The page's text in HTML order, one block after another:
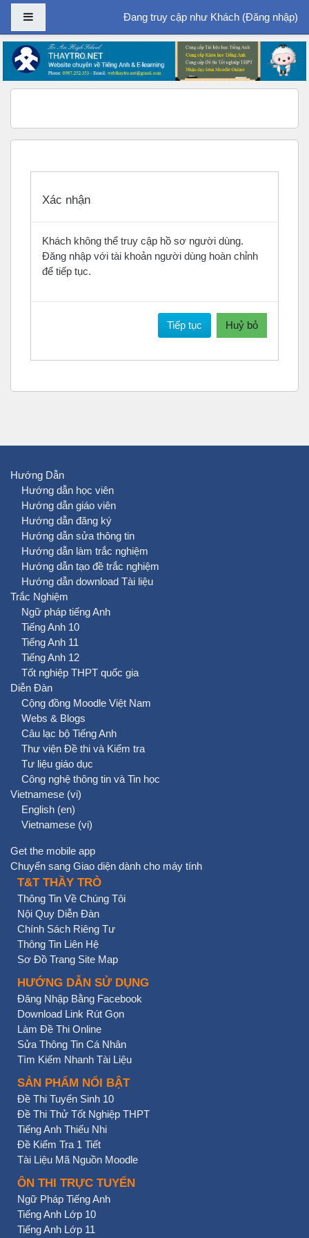
Chuyển tới nội dung chính
Bảng điều khiển cạnhĐang truy cập như Khách (Đăng nhập)
Xác nhận
Khách không thể truy cập hồ sơ người dùng.
Đăng nhập với tài khoản người dùng hoàn chỉnh
để tiếp tục.
Tiếp tục Huỷ bỏ
Hướng Dẫn
Hướng dẫn học viên
Hướng dẫn giáo viên
Hướng dẫn đăng ký
Hướng dẫn sửa thông tin
Hướng dẫn làm trắc nghiệm
Hướng dẫn tạo đề trắc nghiệm
Hướng dẫn download Tài liệu
Trắc Nghiệm
Ngữ pháp tiếng Anh
Tiếng Anh 10
Tiếng Anh 11
Tiếng Anh 12
Tốt nghiệp THPT quốc gia
Diễn Đàn
Cộng đồng Moodle Việt Nam
Webs & Blogs
Câu lạc bộ Tiếng Anh
Thư viện Đề thi và Kiểm tra
Tư liệu giáo dục
Công nghệ thông tin và Tin học
Vietnamese ‎(vi)‎
English ‎(en)‎
Vietnamese ‎(vi)‎
Get the mobile app
Chuyển sang Giao diện dành cho máy tính
T&T THẦY TRÒ
Thông Tin Về Chúng Tôi
Nội Quy Diễn Đàn
Chính Sách Riêng Tư
Thông Tin Liên Hệ
Sơ Đồ Trang Site Map
HƯỚNG DẪN SỬ DỤNG
Đăng Nhập Bằng Facebook
Download Link Rút Gọn
Làm Đề Thi Online
Sửa Thông Tin Cá Nhân
Tìm Kiếm Nhanh Tài Liệu
SẢN PHẨM NỔI BẬT
Đề Thi Tuyển Sinh 10
Đề Thi Thử Tốt Nghiệp THPT
Tiếng Anh Thiếu Nhi
Đề Kiểm Tra 1 Tiết
Tài Liệu Mã Nguồn Moodle
ÔN THI TRỰC TUYẾN
Ngữ Pháp Tiếng Anh
Tiếng Anh Lớp 10
Tiếng Anh Lớp 11